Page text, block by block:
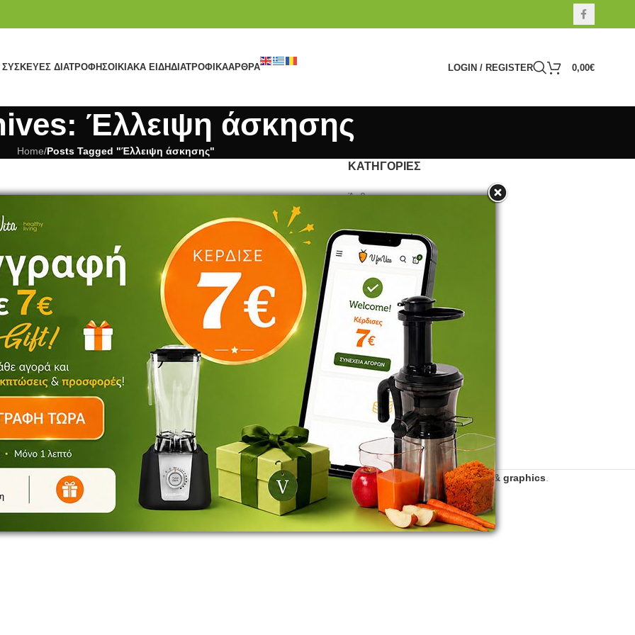
ΣΥΣΚΕΥΈΣ ΔΙΑΤΡΟΦΉΣΟΙΚΙΑΚΆ ΕΊΔΗΔΙΑΤΡΟΦΙΚΆΆΡΘΡΑ LOGIN / REGISTER 0,00€
Έλλειψη άσκησης
Home/Posts Tagged "Έλλειψη άσκησης"
ΚΑΤΗΓΟΡΊΕΣ
Άρθρα
Προτείνουμε
Συνταγές
Τροφή
Φύτρα / Βλαστάρια
V for Vita 2016 - 2026 | Developed byzero web & graphics